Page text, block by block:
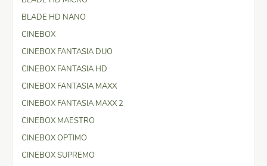
BLADE HD NANO
CINEBOX
CINEBOX FANTASIA DUO
CINEBOX FANTASIA HD
CINEBOX FANTASIA MAXX
CINEBOX FANTASIA MAXX 2
CINEBOX MAESTRO
CINEBOX OPTIMO
CINEBOX SUPREMO